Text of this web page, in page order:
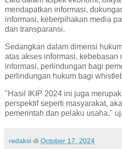
mendapatkan informasi,
informasi, keberpihakan media
dan transparansi.
Sedangkan dalam dimensi
atas akses informasi, kebebasan
informasi, perlindungan bagi
perlindungan hukum bagi
"Hasil IKIP 2024 ini juga
perspektif seperti masyarakat,
pemerintah dan pelaku usaha,"
redaksi di October 17, 2024